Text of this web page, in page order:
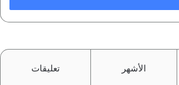
الأشهر تعليقات